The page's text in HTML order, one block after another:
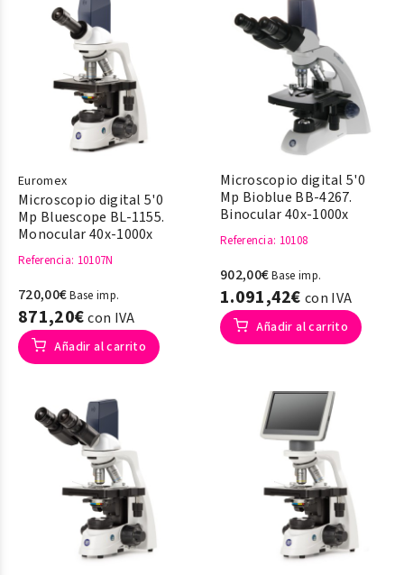
Euromex
Microscopio digital 5'0
Mp Bluescope BL-1155.
Monocular 40x-1000x
Referencia: 10107N
720,00€Base imp.
871,20€con IVA
Añadir al carrito
Microscopio digital 5'0
Mp Bioblue BB-4267.
Binocular 40x-1000x
Referencia: 10108
902,00€Base imp.
1.091,42€ con IVA
Añadir al carrito